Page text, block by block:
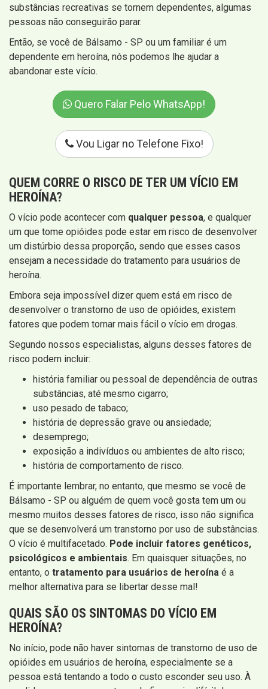
substâncias recreativas se tornem dependentes, algumas
pessoas não conseguirão parar.
Então, se você de Bálsamo - SP ou um familiar é um
dependente em heroína, nós podemos lhe ajudar a
abandonar este vício.
Quero Falar Pelo WhatsApp!
Vou Ligar no Telefone Fixo!
QUEM CORRE O RISCO DE TER UM VÍCIO EM
HEROÍNA?
O vício pode acontecer com qualquer pessoa, e qualquer
um que tome opióides pode estar em risco de desenvolver
um distúrbio dessa proporção, sendo que esses casos
ensejam a necessidade do tratamento para usuários de
heroína.
Embora seja impossível dizer quem está em risco de
desenvolver o transtorno de uso de opióides, existem
fatores que podem tornar mais fácil o vício em drogas.
Segundo nossos especialistas, alguns desses fatores de
risco podem incluir:
história familiar ou pessoal de dependência de outras
substâncias, até mesmo cigarro;
uso pesado de tabaco;
história de depressão grave ou ansiedade;
desemprego;
exposição a indivíduos ou ambientes de alto risco;
história de comportamento de risco.
É importante lembrar, no entanto, que mesmo se você de
Bálsamo - SP ou alguém de quem você gosta tem um ou
mesmo muitos desses fatores de risco, isso não significa
que se desenvolverá um transtorno por uso de substâncias.
O vício é multifacetado. Pode incluir fatores genéticos,
psicológicos e ambientais. Em quaisquer situações, no
entanto, o tratamento para usuários de heroína é a
melhor alternativa para se libertar desse mal!
QUAIS SÃO OS SINTOMAS DO VÍCIO EM
HEROÍNA?
No início, pode não haver sintomas de transtorno de uso de
opióides em usuários de heroína, especialmente se a
pessoa está tentando a todo o custo esconder seu uso. À